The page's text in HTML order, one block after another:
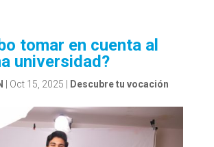
tomar en cuenta al
universidad?
Oct 15, 2025 Descubre tu vocación